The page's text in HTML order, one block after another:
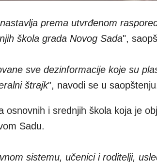
prema utvrđenom
škola grada Novog Sada",
sve dezinformacije koje su
štrajk", navodi se u
osnovnih i srednjih škola koja je
Sadu.
sistemu, učenici i roditelji,